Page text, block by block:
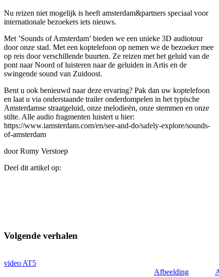
Nu reizen niet mogelijk is heeft amsterdam&partners speciaal voor
internationale bezoekers iets nieuws.
Met ’Sounds of Amsterdam’ bieden we een unieke 3D audiotour
door onze stad. Met een koptelefoon op nemen we de bezoeker mee
op reis door verschillende buurten. Ze reizen met het geluid van de
pont naar Noord of luisteren naar de geluiden in Artis en de
swingende sound van Zuidoost.
Bent u ook benieuwd naar deze ervaring? Pak dan uw koptelefoon
en laat u via onderstaande trailer onderdompelen in het typische
Amsterdamse straatgeluid, onze melodieën, onze stemmen en onze
stilte. Alle audio fragmenten luistert u hier:
https://www.iamsterdam.com/en/see-and-do/safely-explore/sounds-
of-amsterdam
door Romy Verstoep
Deel dit artikel op:
Volgende verhalen
video AT5
Afbeelding